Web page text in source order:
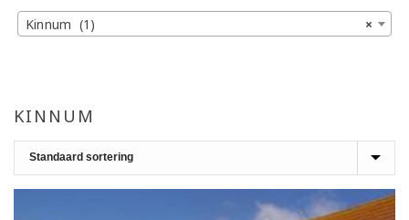
KINNUM
×
Kinnum (1)